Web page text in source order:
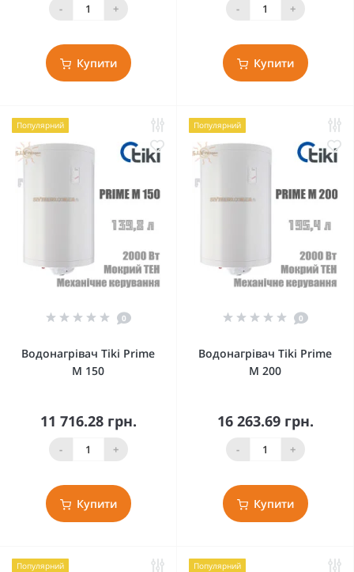
- +
Купити
- +
Купити
Популярний
0
Водонагрівач Tiki Prime
M 150
11 716.28 грн.
- +
Купити
Популярний
0
Водонагрівач Tiki Prime
M 200
16 263.69 грн.
- +
Купити
Популярний Популярний